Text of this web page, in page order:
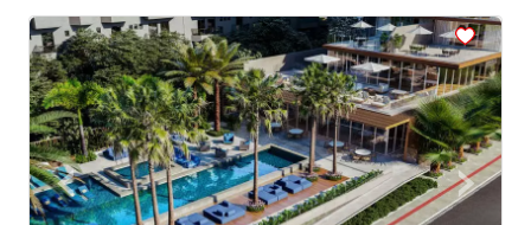
<<<<
‹Previous ›Next